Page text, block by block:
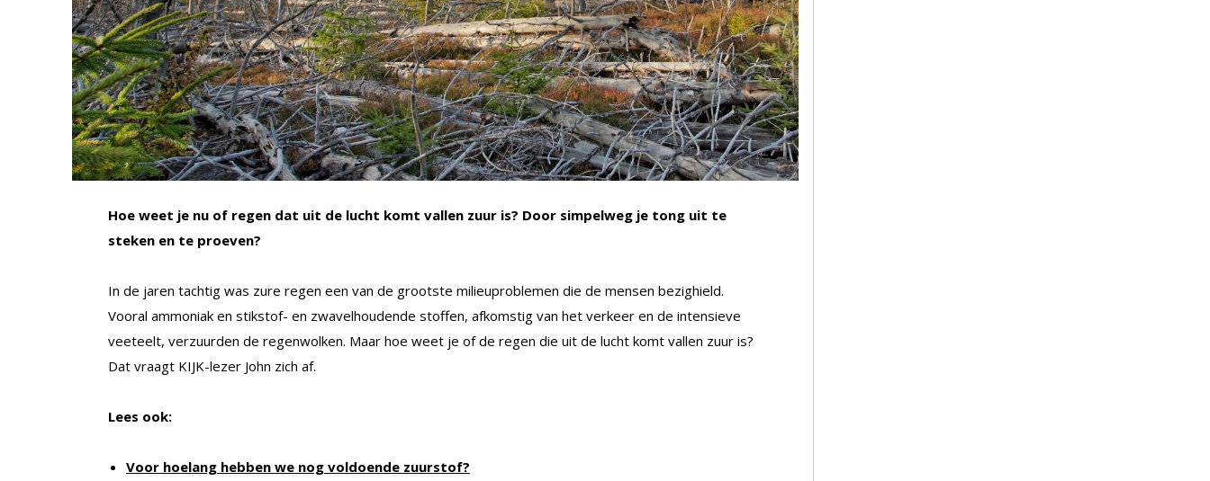
Hoe weet je nu of regen dat uit de lucht komt vallen zuur is? Door simpelweg je tong uit te
steken en te proeven?
In de jaren tachtig was zure regen een van de grootste milieuproblemen die de mensen bezighield.
Vooral ammoniak en stikstof- en zwavelhoudende stoffen, afkomstig van het verkeer en de intensieve
veeteelt, verzuurden de regenwolken. Maar hoe weet je of de regen die uit de lucht komt vallen zuur is?
Dat vraagt KIJK-lezer John zich af.
Lees ook:
Voor hoelang hebben we nog voldoende zuurstof?